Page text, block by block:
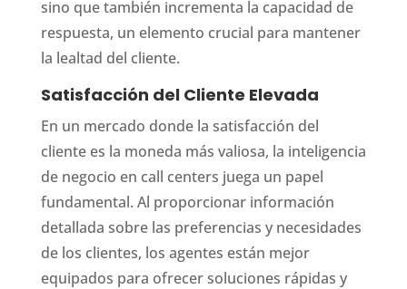
sino que también incrementa la capacidad de
respuesta, un elemento crucial para mantener
la lealtad del cliente.
Satisfacción del Cliente Elevada
En un mercado donde la satisfacción del
cliente es la moneda más valiosa, la inteligencia
de negocio en call centers juega un papel
fundamental. Al proporcionar información
detallada sobre las preferencias y necesidades
de los clientes, los agentes están mejor
equipados para ofrecer soluciones rápidas y